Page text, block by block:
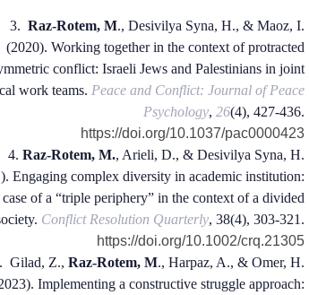
3. Raz-Rotem, M., Desivilya Syna, H., & Maoz, I.
(2020). Working together in the context of protracted
conflict: Israeli Jews and Palestinians in joint
work teams. Peace and Conflict: Journal of Peace
Psychology, 26(4), 427-436.
https://doi.org/10.1037/pac0000423
4.Raz-Rotem, M., Arieli, D., & Desivilya Syna, H.
Engaging complex diversity in academic institution:
of a “triple periphery” in the context of a divided
Conflict Resolution Quarterly, 38(4), 303-321.
https://doi.org/10.1002/crq.21305
Gilad, Z.,Raz-Rotem, M., Harpaz, A., & Omer, H.
Implementing a constructive struggle approach: